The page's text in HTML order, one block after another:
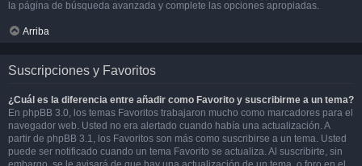
la página de búsqueda avanzada y complete las opciones apropiadas.
Arriba
Suscripciones y Favoritos
¿Cuál es la diferencia entre añadir como Favorito y suscribirme a un tema?
En phpBB 3.0, los temas Favoritos trabajaron mucho como marcadores para el
navegador web. Usted no era alertado cuando había una actualización. A
partir de phpBB 3.1, los Favoritos son más como suscribirse a un tema. Usted
puede ser notificado cuando un tema Favorito se actualiza. Al suscribirte, sin